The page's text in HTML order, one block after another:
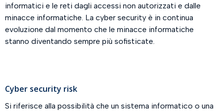
informatici e le reti dagli accessi non autorizzati e dalle
minacce informatiche. La cyber security è in continua
evoluzione dal momento che le minacce informatiche
stanno diventando sempre più sofisticate.
Cyber security risk
Si riferisce alla possibilità che un sistema informatico o una